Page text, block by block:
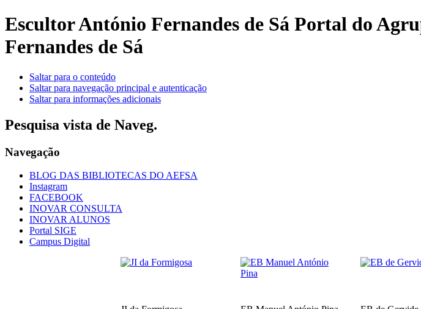
Escultor António Fernandes de Sá Portal do
Fernandes de Sá
Saltar para o conteúdo
Saltar para navegação principal e autenticação
Saltar para informações adicionais
Pesquisa vista de Naveg.
Navegação
BLOG DAS BIBLIOTECAS DO AEFSA
Instagram
FACEBOOK
INOVAR CONSULTA
INOVAR ALUNOS
Portal SIGE
Campus Digital